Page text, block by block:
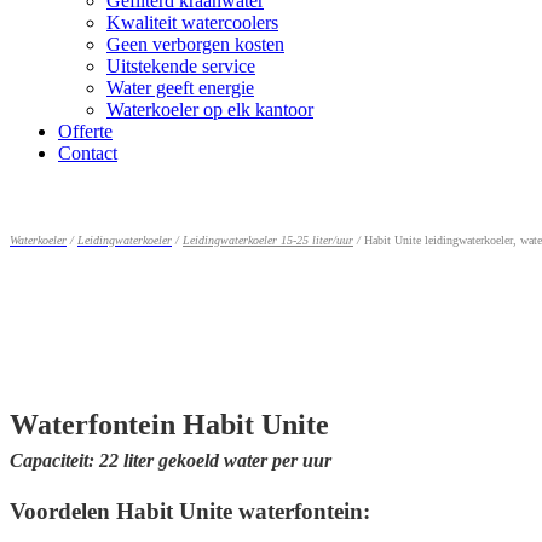
Kwaliteit watercoolers
Geen verborgen kosten
Uitstekende service
Water geeft energie
Waterkoeler op elk kantoor
Offerte
Contact
Waterkoeler/Leidingwaterkoeler/Leidingwaterkoeler 15-25 liter/uur /Habit Unite leidingwaterkoeler,
Waterfontein Habit Unite
Capaciteit: 22 liter gekoeld water per uur
Voordelen Habit Unite waterfontein: